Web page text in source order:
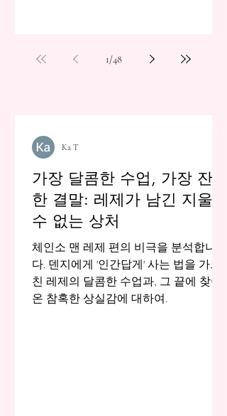
1/48
가장 달콤한 수업, 가장 잔혹
한 결말: 레제가 남긴 지울
수 없는 상처
체인소 맨 레제 편의 비극을 분석합니
다. 덴지에게 '인간답게' 사는 법을 가르
친 레제의 달콤한 수업과, 그 끝에 찾아
온 참혹한 상실감에 대하여.
Ka T